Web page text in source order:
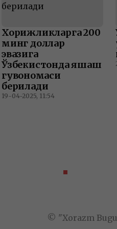
Хорижликларга 200
минг доллар
эвазига
Ўзбекистонда яшаш
гувоҳномаси
берилади
19-04-2025, 11:54
© "Xorazm